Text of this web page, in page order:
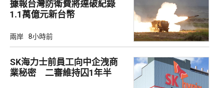
據報台灣防衛費將達破紀錄
1.1萬億元新台幣
兩岸 8小時前
SK海力士前員工向中企洩商
業秘密 二審維持囚1年半